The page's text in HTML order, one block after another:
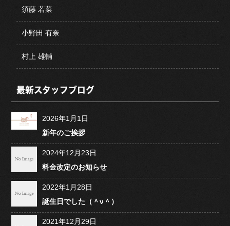
須藤 若菜
小野田 有奈
村上 雄輔
最新スタッフブログ
2026年1月1日
新年のご挨拶
2024年12月23日
料金改定のお知らせ
2022年1月28日
誕生日でした（＾ν＾）
2021年12月29日